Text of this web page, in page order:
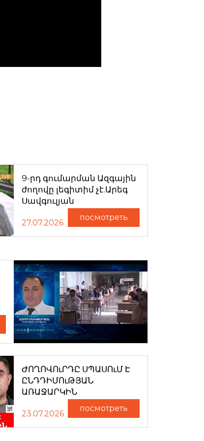
9-րդ գումարման Ազգային
ժողովը լեգիտիմ չէ.Արեգ
Սավգուլյան
27.07.2026
посмотреть
ԺՈՂՈՎՈւՐԴԸ ՍՊԱՍՈւՄ Է
ԸՆԴԴԻՄՈւԹՅԱՆ
ԱՌԱՋԱՐԿԻՆ
23.07.2026
посмотреть